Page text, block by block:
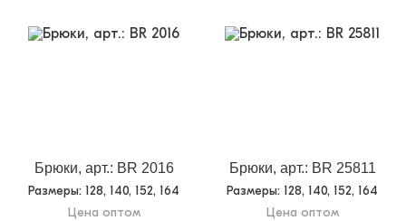
Брюки, арт.: BR 2016
Размеры: 128, 140, 152, 164
Цена оптом
Брюки, арт.: BR 25811
Размеры: 128, 140, 152, 164
Цена оптом